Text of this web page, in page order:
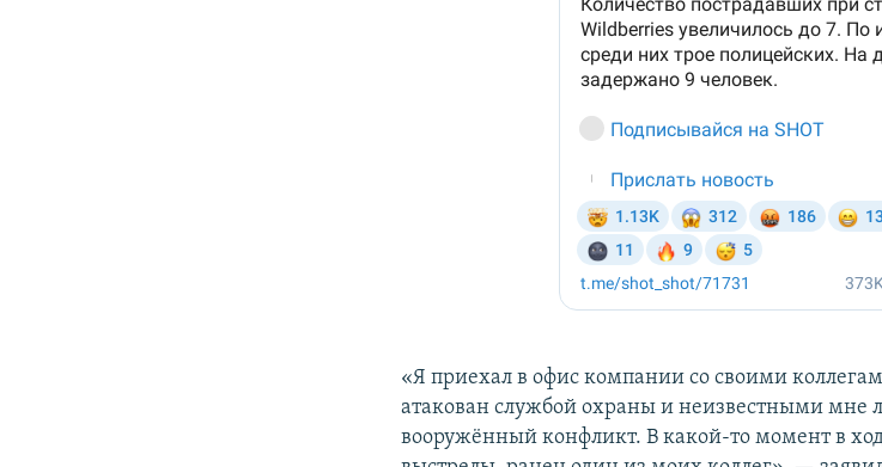
«Я приехал в офис компании со своими
атакован службой охраны и неизвестными мне
вооружённый конфликт. В какой-то момент в